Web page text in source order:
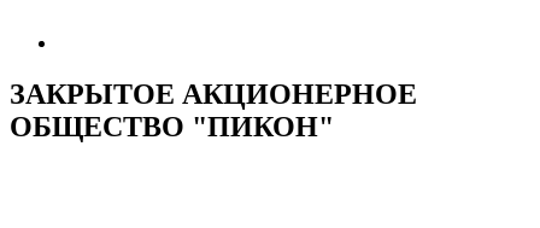
ЗАКРЫТОЕ АКЦИОНЕРНОЕ
ОБЩЕСТВО "ПИКОН"